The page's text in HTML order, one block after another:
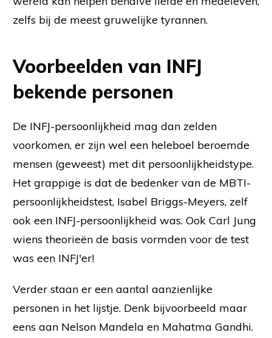
zelfs bij de meest gruwelijke tyrannen.
Voorbeelden van INFJ
bekende personen
De INFJ-persoonlijkheid mag dan zelden
voorkomen, er zijn wel een heleboel beroemde
mensen (geweest) met dit persoonlijkheidstype.
Het grappige is dat de bedenker van de MBTI-
persoonlijkheidstest, Isabel Briggs-Meyers, zelf
ook een INFJ-persoonlijkheid was. Ook Carl Jung
wiens theorieën de basis vormden voor de test
was een INFJ'er!
Verder staan er een aantal aanzienlijke
personen in het lijstje. Denk bijvoorbeeld maar
eens aan Nelson Mandela en Mahatma Gandhi.